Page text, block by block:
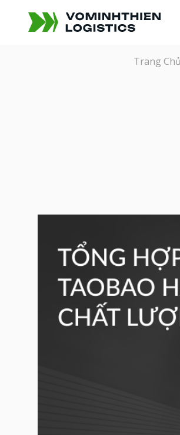
Trang Chủ